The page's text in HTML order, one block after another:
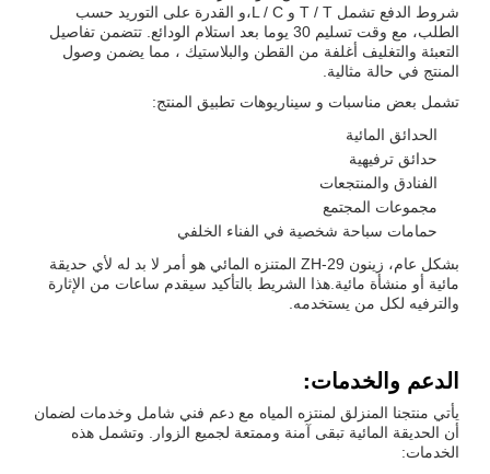
شروط الدفع تشمل T / T و L / C،و القدرة على التوريد حسب
الطلب، مع وقت تسليم 30 يوما بعد استلام الودائع. تتضمن تفاصيل
التعبئة والتغليف أغلفة من القطن والبلاستيك ، مما يضمن وصول
المنتج في حالة مثالية.
تشمل بعض مناسبات و سيناريوهات تطبيق المنتج:
الحدائق المائية
حدائق ترفيهية
الفنادق والمنتجعات
مجموعات المجتمع
حمامات سباحة شخصية في الفناء الخلفي
بشكل عام، زينون ZH-29 المتنزه المائي هو أمر لا بد له لأي حديقة
مائية أو منشأة مائية.هذا الشريط بالتأكيد سيقدم ساعات من الإثارة
والترفيه لكل من يستخدمه.
الدعم والخدمات:
يأتي منتجنا المنزلق لمنتزه المياه مع دعم فني شامل وخدمات لضمان
أن الحديقة المائية تبقى آمنة وممتعة لجميع الزوار. وتشمل هذه
الخدمات: